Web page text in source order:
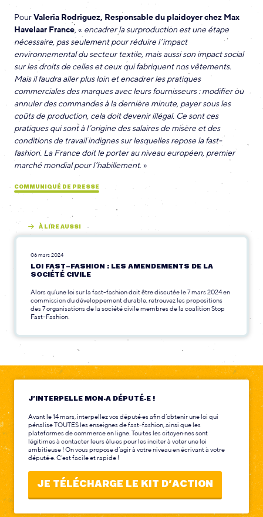
PourValeria Rodriguez, Responsable du plaidoyer chez Max
Havelaar France, « encadrer la surproduction est une étape
nécessaire, pas seulement pour réduire l’impact
environnemental du secteur textile, mais aussi son impact social
sur les droits de celles et ceux qui fabriquent nos vêtements.
Mais il faudra aller plus loin et encadrer les pratiques
commerciales des marques avec leurs fournisseurs : modifier ou
annuler des commandes à la dernière minute, payer sous les
coûts de production, cela doit devenir illégal. Ce sont ces
pratiques qui sont à l’origine des salaires de misère et des
conditions de travail indignes sur lesquelles repose la fast-
fashion. La France doit le porter au niveau européen, premier
marché mondial pour l’habillement. »
COMMUNIQUÉ DE PRESSE
À LIRE AUSSI
06 mars 2024
LOI FAST-FASHION : LES AMENDEMENTS DE LA
SOCIÉTÉ CIVILE
Alors qu’une loi sur la fast-fashion doit être discutée le 7 mars 2024 en
commission du développement durable, retrouvez les propositions
des 7 organisations de la société civile membres de la coalition Stop
Fast-Fashion.
J’INTERPELLE MON·A DÉPUTÉ·E !
Avant le 14 mars, interpellez vos député·es afin d’obtenir une loi qui
pénalise TOUTES les enseignes de fast-fashion, ainsi que les
plateformes de commerce en ligne. Tou·tes les citoyen·nes sont
légitimes à contacter leurs élu·es pour les inciter à voter une loi
ambitieuse ! On vous propose d’agir à votre niveau en écrivant à votre
député·e. C’est facile et rapide !
JE TÉLÉCHARGE LE KIT D’ACTION